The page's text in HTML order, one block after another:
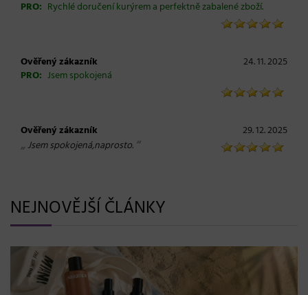
PRO: Rychlé doručení kurýrem a perfektně zabalené zboží.
Ověřený zákazník
24. 11. 2025
PRO: Jsem spokojená
Ověřený zákazník 29. 12. 2025
„ Jsem spokojená,naprosto. “
NEJNOVĚJŠÍ ČLÁNKY
BLONDME přichází s novou érou blond: lesk, glow efekt
a maximální péče bez kompromisů